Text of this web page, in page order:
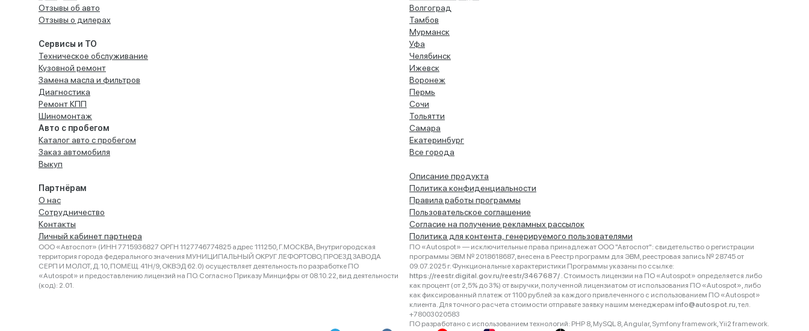
Отзывы об авто
Отзывы о дилерах
Сервисы и ТО
Техническое обслуживание
Кузовной ремонт
Замена масла и фильтров
Диагностика
Ремонт КПП
Шиномонтаж
Авто с пробегом
Каталог авто с пробегом
Заказ автомобиля
Выкуп
Партнёрам
О нас
Сотрудничество
Контакты
Личный кабинет партнера
Волгоград
Тамбов
Мурманск
Уфа
Челябинск
Ижевск
Воронеж
Пермь
Сочи
Тольятти
Самара
Екатеринбург
Все города
Описание продукта
Политика конфиденциальности
Правила работы программы
Пользовательское соглашение
Согласие на получение рекламных рассылок
Политика для контента, генерируемого пользователями
ООО «Автоспот» (ИНН 7715936827 ОРГН 1127746774825 адрес 111250, Г.МОСКВА, Внутригородская
территория города федерального значения МУНИЦИПАЛЬНЫЙ ОКРУГ ЛЕФОРТОВО, ПРОЕЗД ЗАВОДА
СЕРП И МОЛОТ, Д. 10, ПОМЕЩ. 41Н/9, ОКВЭД 62.0) осуществляет деятельность по разработке ПО
«Autospot» и предоставлению лицензий на ПО. Согласно Приказу Минцифры от 08.10.22, вид деятельности
(код): 2.01.
ПО «Autospot» — исключительные права принадлежат ООО "Автоспот": свидетельство о регистрации
программы ЭВМ № 2018618687, внесена в Реестр программ для ЭВМ, реестровая запись № 28745 от
09.07.2025 г. Функциональные характеристики Программы указаны по ссылке:
https://reestr.digital.gov.ru/reestr/3467687/ . Стоимость лицензии на ПО «Autospot» определяется либо
как процент (от 2,5% до 3%) от выручки, полученной лицензиатом от использования ПО «Autospot», либо
как фиксированный платеж от 1100 рублей за каждого привлеченного с использованием ПО «Autospot»
клиента. Для точного расчета стоимости отправьте заявку нашим менеджерам info@autospot.ru, тел.
+78003020583
ПО разработано с использованием технологий: PHP 8, MySQL 8, Angular, Symfony framework, Yii2 framework.